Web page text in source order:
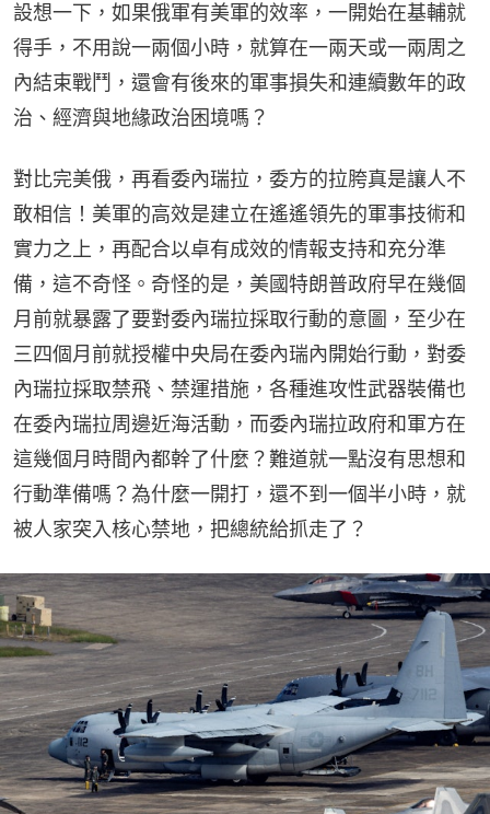
設想一下，如果俄軍有美軍的效率，一開始在基輔就
得手，不用說一兩個小時，就算在一兩天或一兩周之
內結束戰鬥，還會有後來的軍事損失和連續數年的政
治、經濟與地緣政治困境嗎？
對比完美俄，再看委內瑞拉，委方的拉胯真是讓人不
敢相信！美軍的高效是建立在遙遙領先的軍事技術和
實力之上，再配合以卓有成效的情報支持和充分準
備，這不奇怪。奇怪的是，美國特朗普政府早在幾個
月前就暴露了要對委內瑞拉採取行動的意圖，至少在
三四個月前就授權中央局在委內瑞內開始行動，對委
內瑞拉採取禁飛、禁運措施，各種進攻性武器裝備也
在委內瑞拉周邊近海活動，而委內瑞拉政府和軍方在
這幾個月時間內都幹了什麼？難道就一點沒有思想和
行動準備嗎？為什麼一開打，還不到一個半小時，就
被人家突入核心禁地，把總統給抓走了？